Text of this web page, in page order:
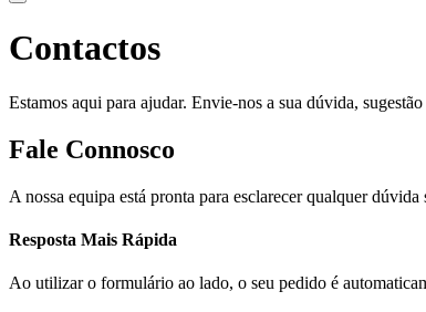
Contactos
Estamos aqui para ajudar. Envie-nos a sua dúvida,
Fale Connosco
A nossa equipa está pronta para esclarecer qualquer
Resposta Mais Rápida
Ao utilizar o formulário ao lado, o seu pedido é